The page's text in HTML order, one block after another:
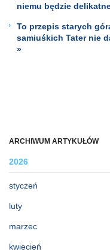
ARCHIWUM ARTYKUŁÓW
2026
styczeń
luty
marzec
kwiecień
niemu będzie
To przepis starych
samiuśkich Tater nie
»